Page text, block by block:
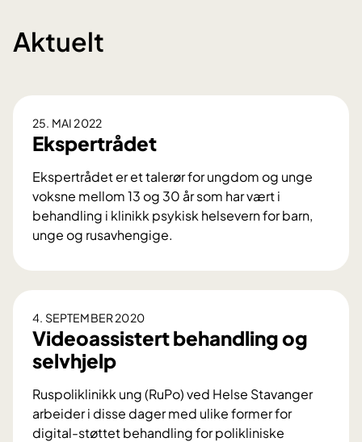
Aktuelt
25. MAI 2022
Ekspertrådet
Ekspertrådet er et talerør for ungdom og unge
voksne mellom 13 og 30 år som har vært i
behandling i klinikk psykisk helsevern for barn,
unge og rusavhengige.
k
s
p
e
t
r
å
d
4. SEPTEMBER 2020
Videoassistert behandling og
selvhjelp
Ruspoliklinikk ung (RuPo) ved Helse Stavanger
arbeider i disse dager med ulike former for
digital-støttet behandling for polikliniske